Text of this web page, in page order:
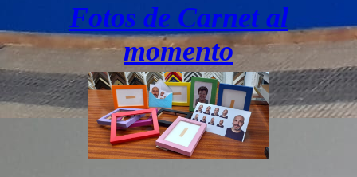
Fotos de Carnet al
momento